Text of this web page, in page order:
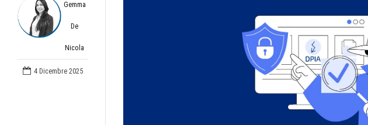
Gemma
De
Nicola
4 Dicembre 2025